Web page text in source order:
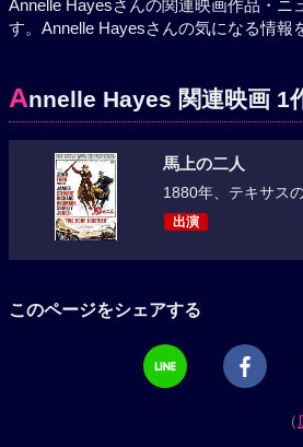
Annelle Hayesさんの関連映画作品・ニ
す。Annelle Hayesさんの気になる情報
Annelle Hayes 関連映画 1
馬上の二人
1880年、テキサス
出演
このページをシェアする
（